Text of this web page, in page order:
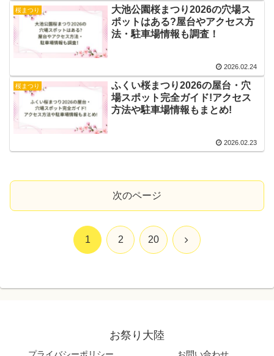
桜まつり
大池公園桜まつり2026の穴場ス
ポットはある?屋台やアクセス方
法・駐車場情報も調査！
2026.02.24
桜まつり
ふくい桜まつり2026の屋台・穴
場スポット完全ガイド!アクセス
方法や駐車場情報もまとめ!
2026.02.23
次のページ
1 2 20 次
お祭り大陸